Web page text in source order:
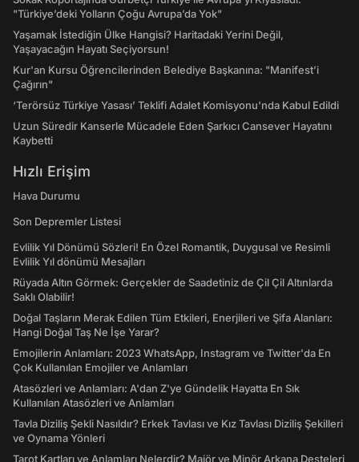
"Türkiye’deki Yolların Çoğu Avrupa’da Yok"
Yaşamak İstediğin Ülke Hangisi? Haritadaki Yerini Değil,
Yaşayacağın Hayatı Seçiyorsun!
Kur'an Kursu Öğrencilerinden Belediye Başkanına: "Manifest’i
Çağırın"
‘Terörsüz Türkiye Yasası’ Teklifi Adalet Komisyonu'nda Kabul Edildi
Uzun Süredir Kanserle Mücadele Eden Şarkıcı Cansever Hayatını
Kaybetti
Hızlı Erişim
Hava Durumu
Son Depremler Listesi
Evlilik Yıl Dönümü Sözleri! En Özel Romantik, Duygusal ve Resimli
Evlilik Yıl dönümü Mesajları
Rüyada Altın Görmek: Gerçekler de Saadetiniz de Çil Çil Altınlarda
Saklı Olabilir!
Doğal Taşların Merak Edilen Tüm Etkileri, Enerjileri ve Şifa Alanları:
Hangi Doğal Taş Ne İşe Yarar?
Emojilerin Anlamları: 2023 WhatsApp, Instagram ve Twitter'da En
Çok Kullanılan Emojiler ve Anlamları
Atasözleri ve Anlamları: A'dan Z'ye Gündelik Hayatta En Sık
Kullanılan Atasözleri ve Anlamları
Tavla Diziliş Şekli Nasıldır? Erkek Tavlası ve Kız Tavlası Diziliş Şekilleri
ve Oynama Yönleri
Tarot Kartları ve Anlamları Nelerdir? Majör ve Minör Arkana Desteleri